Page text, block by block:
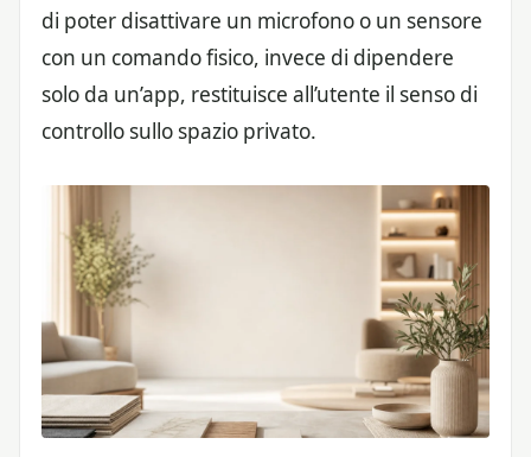
di poter disattivare un microfono o un sensore
con un comando fisico, invece di dipendere
solo da un’app, restituisce all’utente il senso di
controllo sullo spazio privato.